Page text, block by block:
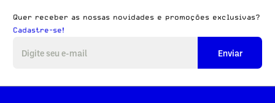
Quer receber as nossas novidades e promoções exclusivas?
Cadastre-se!
Enviar